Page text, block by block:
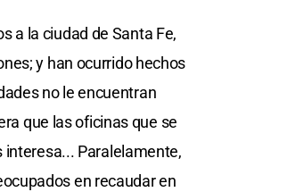
a la ciudad de Santa Fe,
y han ocurrido hechos
no le encuentran
que las oficinas que se
interesa... Paralelamente,
en recaudar en